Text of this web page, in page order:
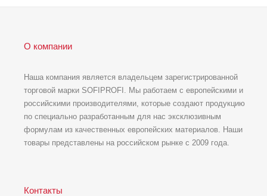
О компании
Наша компания является владельцем зарегистрированной
торговой марки SOFIPROFI. Мы работаем с европейскими и
российскими производителями, которые создают продукцию
по специально разработанным для нас эксклюзивным
формулам из качественных европейских материалов. Наши
товары представлены на российском рынке с 2009 года.
Контакты